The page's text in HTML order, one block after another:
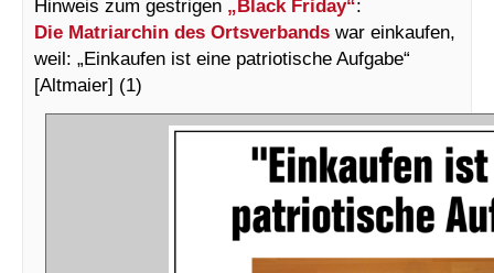
Hinweis zum gestrigen „Black Friday“:
Die Matriarchin des Ortsverbands war einkaufen,
weil: „Einkaufen ist eine patriotische Aufgabe“
[Altmaier] (1)